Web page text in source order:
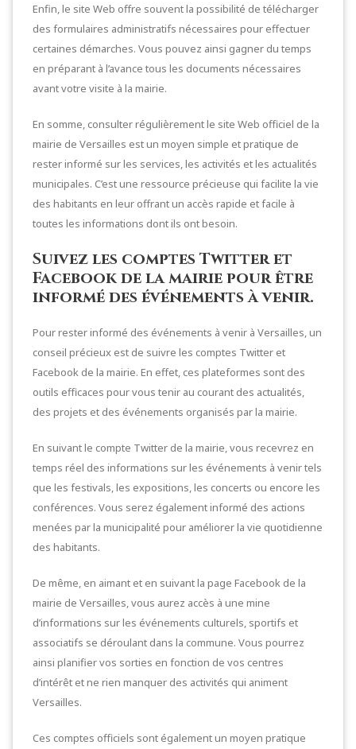
Enfin, le site Web offre souvent la possibilité de télécharger
des formulaires administratifs nécessaires pour effectuer
certaines démarches. Vous pouvez ainsi gagner du temps
en préparant à l’avance tous les documents nécessaires
avant votre visite à la mairie.
En somme, consulter régulièrement le site Web officiel de la
mairie de Versailles est un moyen simple et pratique de
rester informé sur les services, les activités et les actualités
municipales. C’est une ressource précieuse qui facilite la vie
des habitants en leur offrant un accès rapide et facile à
toutes les informations dont ils ont besoin.
Suivez les comptes Twitter et
Facebook de la mairie pour être
informé des événements à venir.
Pour rester informé des événements à venir à Versailles, un
conseil précieux est de suivre les comptes Twitter et
Facebook de la mairie. En effet, ces plateformes sont des
outils efficaces pour vous tenir au courant des actualités,
des projets et des événements organisés par la mairie.
En suivant le compte Twitter de la mairie, vous recevrez en
temps réel des informations sur les événements à venir tels
que les festivals, les expositions, les concerts ou encore les
conférences. Vous serez également informé des actions
menées par la municipalité pour améliorer la vie quotidienne
des habitants.
De même, en aimant et en suivant la page Facebook de la
mairie de Versailles, vous aurez accès à une mine
d’informations sur les événements culturels, sportifs et
associatifs se déroulant dans la commune. Vous pourrez
ainsi planifier vos sorties en fonction de vos centres
d’intérêt et ne rien manquer des activités qui animent
Versailles.
Ces comptes officiels sont également un moyen pratique